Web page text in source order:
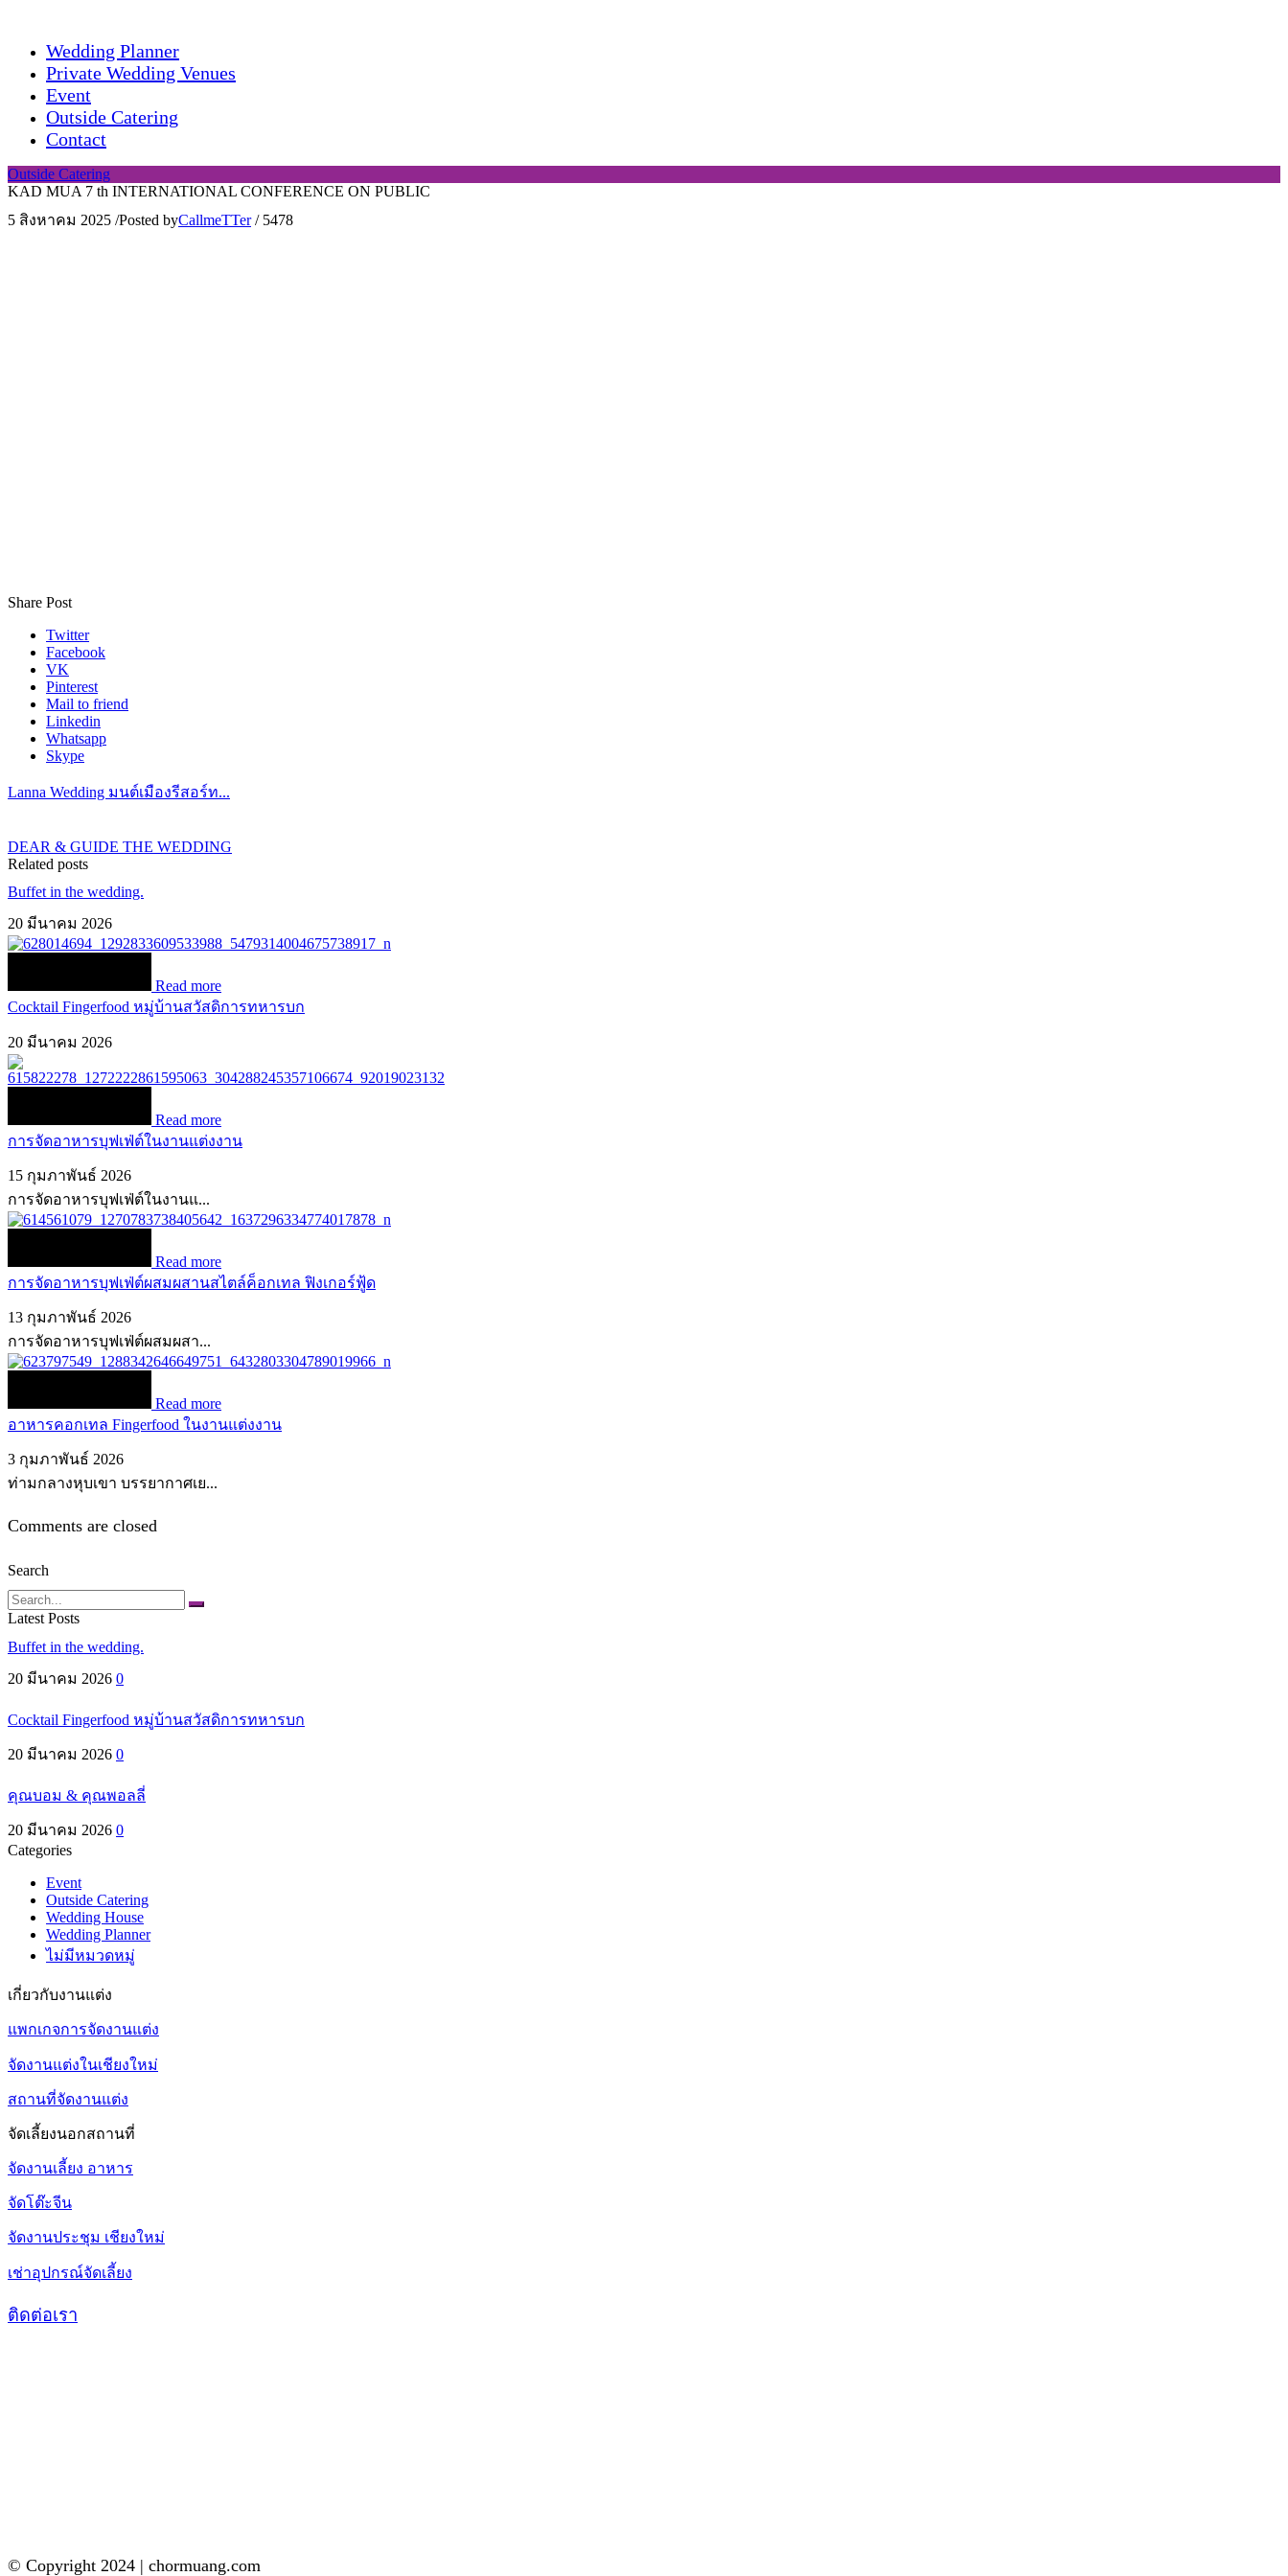
Wedding Planner
Private Wedding Venues
Event
Outside Catering
Contact
Outside Catering
KAD MUA 7 th INTERNATIONAL CONFERENCE ON PUBLIC
5 สิงหาคม 2025 /Posted byCallmeTTer / 5478
Share Post
Twitter
Facebook
VK
Pinterest
Mail to friend
Linkedin
Whatsapp
Skype
Lanna Wedding มนต์เมืองรีสอร์ท...
DEAR & GUIDE THE WEDDING
Related posts
Buffet in the wedding.
20 มีนาคม 2026
Read more
Cocktail Fingerfood หมู่บ้านสวัสดิการทหารบก
20 มีนาคม 2026
Read more
การจัดอาหารบุฟเฟ่ต์ในงานแต่งงาน
15 กุมภาพันธ์ 2026
การจัดอาหารบุฟเฟ่ต์ในงานแ...
Read more
การจัดอาหารบุฟเฟ่ต์ผสมผสานสไตล์ค็อกเทล ฟิงเกอร์ฟู้ด
13 กุมภาพันธ์ 2026
การจัดอาหารบุฟเฟ่ต์ผสมผสา...
Read more
อาหารคอกเทล Fingerfood ในงานแต่งงาน
3 กุมภาพันธ์ 2026
ท่ามกลางหุบเขา บรรยากาศเย...
Comments are closed
Search
Search
Latest Posts
Buffet in the wedding.
20 มีนาคม 2026 0
Cocktail Fingerfood หมู่บ้านสวัสดิการทหารบก
20 มีนาคม 2026 0
คุณบอม & คุณพอลลี่
20 มีนาคม 2026 0
Categories
Event
Outside Catering
Wedding House
Wedding Planner
ไม่มีหมวดหมู่
เกี่ยวกับงานแต่ง
แพกเกจการจัดงานแต่ง
จัดงานแต่งในเชียงใหม่
สถานที่จัดงานแต่ง
จัดเลี้ยงนอกสถานที่
จัดงานเลี้ยง อาหาร
จัดโต๊ะจีน
จัดงานประชุม เชียงใหม่
เช่าอุปกรณ์จัดเลี้ยง
ติดต่อเรา
© Copyright 2024 | chormuang.com